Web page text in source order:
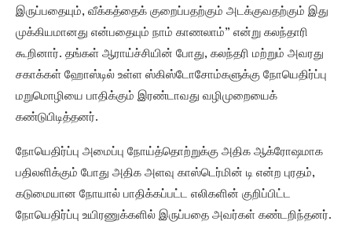
இருப்பதையும், வீக்கத்தைக் குறைப்பதற்கும் அடக்குவதற்கும் இது
முக்கியமானது என்பதையும் நாம் காணலாம்” என்று கலந்தாரி
கூறினார். தங்கள் ஆராய்ச்சியின் போது, கலந்தரி மற்றும் அவரது
சகாக்கள் ஹோஸ்டில் உள்ள ஸ்கிஸ்டோசோம்களுக்கு நோயெதிர்ப்பு
மறுமொழியை பாதிக்கும் இரண்டாவது வழிமுறையைக்
கண்டுபிடித்தனர்.
நோயெதிர்ப்பு அமைப்பு நோய்த்தொற்றுக்கு அதிக ஆக்ரோஷமாக
பதிலளிக்கும் போது அதிக அளவு காஸ்டெர்மின் டி என்ற புரதம்,
கடுமையான நோயால் பாதிக்கப்பட்ட எலிகளின் குறிப்பிட்ட
நோயெதிர்ப்பு உயிரணுக்களில் இருப்பதை அவர்கள் கண்டறிந்தனர்.